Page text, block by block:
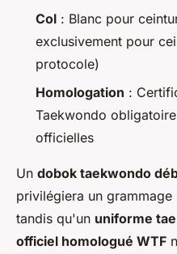
Col : Blanc pour
exclusivement pour
protocole)
Homologation :
Taekwondo
officielles
Un dobok taekwondo
privilégiera un
tandis qu'un uniforme
officiel homologué WTF